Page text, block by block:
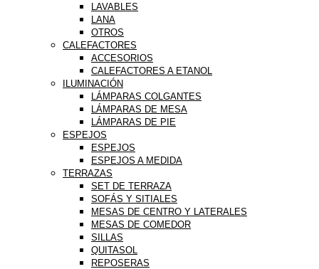
LAVABLES
LANA
OTROS
CALEFACTORES
ACCESORIOS
CALEFACTORES A ETANOL
ILUMINACIÓN
LÁMPARAS COLGANTES
LÁMPARAS DE MESA
LÁMPARAS DE PIE
ESPEJOS
ESPEJOS
ESPEJOS A MEDIDA
TERRAZAS
SET DE TERRAZA
SOFÁS Y SITIALES
MESAS DE CENTRO Y LATERALES
MESAS DE COMEDOR
SILLAS
QUITASOL
REPOSERAS